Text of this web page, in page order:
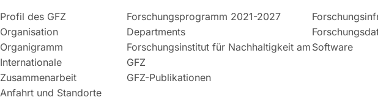
Profil des GFZ
Organisation
Organigramm
Internationale
Zusammenarbeit
Anfahrt und Standorte
Forschungsprogramm 2021-2027
Departments
Forschungsinstitut für Nachhaltigkeit am
GFZ
GFZ-Publikationen
Software